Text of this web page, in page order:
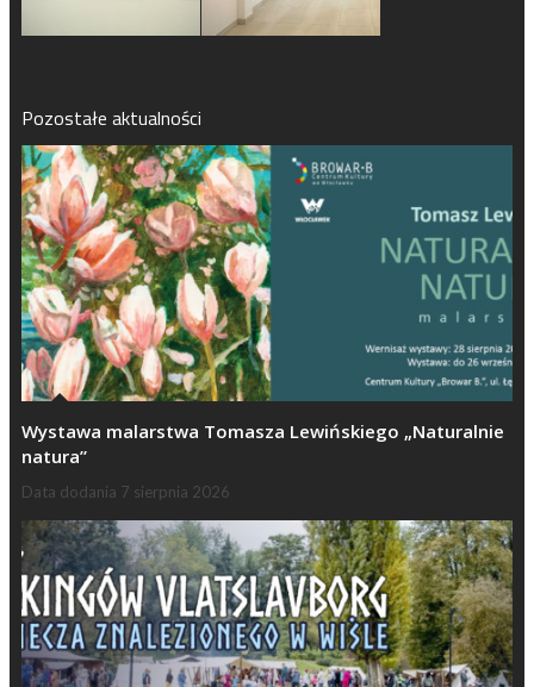
Pozostałe aktualności
Wystawa malarstwa Tomasza Lewińskiego „Naturalnie
natura”
Data dodania 7 sierpnia 2026